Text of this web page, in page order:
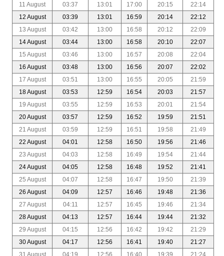
11 August
03:37 13:01 17:00 20:15
22:14
12 August
03:39 13:01 16:59 20:14
22:12
13 August
03:42 13:00 16:58 20:12
22:09
14 August
03:44 13:00 16:58 20:10
22:07
15 August
03:46 13:00 16:57 20:08
22:04
16 August
03:48 13:00 16:56 20:07
22:02
17 August
03:51 13:00 16:55 20:05
21:59
18 August
03:53 12:59 16:54 20:03
21:57
19 August
03:55 12:59 16:53 20:01
21:54
20 August
03:57 12:59 16:52 19:59
21:51
21 August
03:59 12:59 16:51 19:58
21:49
22 August
04:01 12:58 16:50 19:56
21:46
23 August
04:03 12:58 16:49 19:54
21:44
24 August
04:05 12:58 16:48 19:52
21:41
25 August
04:07 12:58 16:47 19:50
21:39
26 August
04:09 12:57 16:46 19:48
21:36
27 August
04:11 12:57 16:45 19:46
21:34
28 August
04:13 12:57 16:44 19:44
21:32
29 August
04:15 12:56 16:42 19:42
21:29
30 August
04:17 12:56 16:41 19:40
21:27
31 August
04:19 12:56 16:40 19:39 21:24